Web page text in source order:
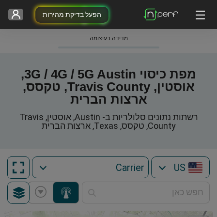
הפעל בדיקת מהירות
מדידה בעיצומה
מפת כיסוי 3G / 4G / 5G Austin,
אוסטין, Travis County, טקסס,
ארצות הברית
רשתות נתונים סלולריות ב- Austin, אוסטין, Travis
County, טקסס, Texas, ארצות הברית
US